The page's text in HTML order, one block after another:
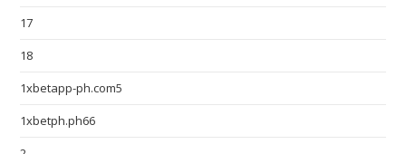
17
18
1xbetapp-ph.com5
1xbetph.ph66